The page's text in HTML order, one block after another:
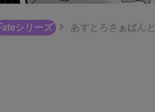
Fateシリーズ あすとろさぁばんと